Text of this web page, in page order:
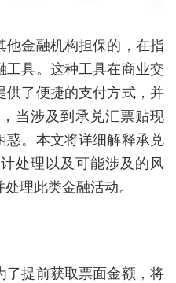
他金融机构担保的，在指
工具。这种工具在商业交
供了便捷的支付方式，并
当涉及到承兑汇票贴现
惑。本文将详细解释承兑
处理以及可能涉及的风
理此类金融活动。
了提前获取票面金额，将